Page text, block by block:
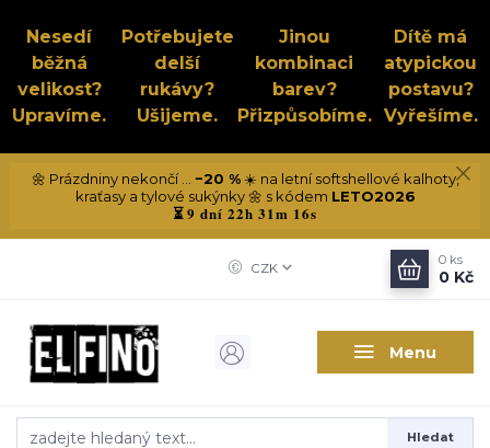
Nesedí
běžná
velikost?
Upravíme.
Potřebujete
delší
rukávy?
Ušijeme.
Jinou
kombinaci
barev?
Přizpůsobíme.
Dítě má
atypickou
postavu?
Vyřešíme.
🌼 Prázdniny nekončí ... −20 %☀️ na letní softshellové kalhoty,
kraťasy a tylové sukýnky 🌼 s kódem LETO2026
⏳9 dní 22h 31m 16s
Menu
CZK
Hledat
0 ks
0 Kč